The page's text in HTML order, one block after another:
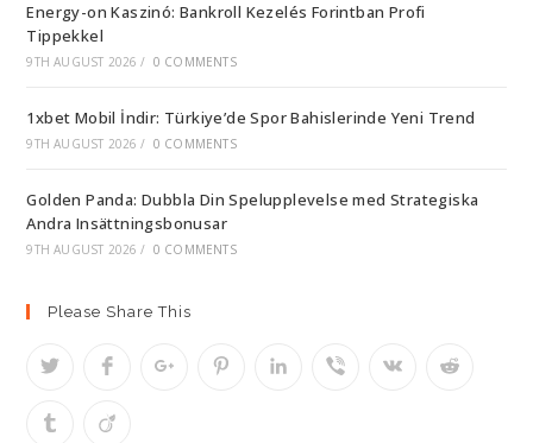
Energy-on Kaszinó: Bankroll Kezelés Forintban Profi
Tippekkel
9TH AUGUST 2026 / 0 COMMENTS
1xbet Mobil İndir: Türkiye’de Spor Bahislerinde Yeni Trend
9TH AUGUST 2026 / 0 COMMENTS
Golden Panda: Dubbla Din Spelupplevelse med Strategiska
Andra Insättningsbonusar
9TH AUGUST 2026 / 0 COMMENTS
Please Share This